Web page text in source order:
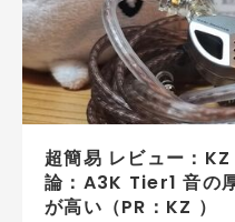
超簡易 レビュー：
論：A3K Tier1 音の
が高い（PR：KZ ）